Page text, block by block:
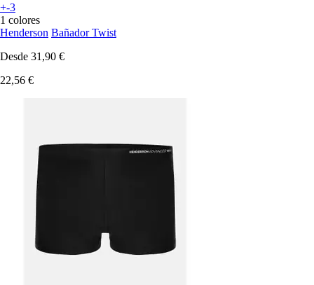
+-3
1 colores
Henderson Bañador Twist
Desde 31,90 €
22,56 €